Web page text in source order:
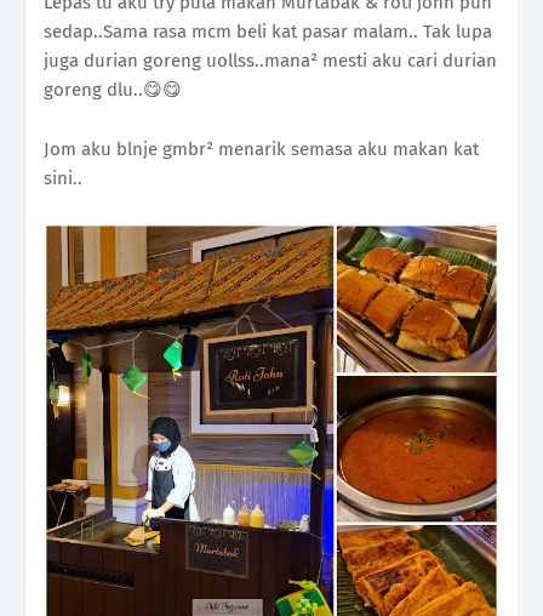
sedap..Sama rasa mcm beli kat pasar malam.. Tak lupa
juga durian goreng uollss..mana² mesti aku cari durian
goreng dlu..😋😋
Jom aku blnje gmbr² menarik semasa aku makan kat
sini..